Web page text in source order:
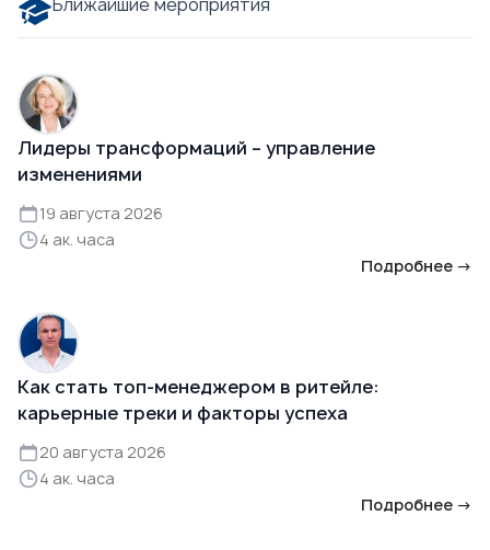
Лидеры трансформаций – управление
изменениями
19 августа 2026
4 ак. часа
Подробнее →
Как стать топ-менеджером в ритейле:
карьерные треки и факторы успеха
20 августа 2026
4 ак. часа
Подробнее →